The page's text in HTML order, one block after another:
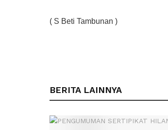
( S Beti Tambunan )
BERITA LAINNYA